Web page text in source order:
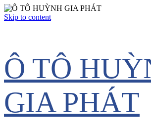
Skip to content
Ô TÔ
GIA PHÁT